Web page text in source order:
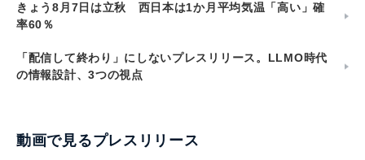
きょう8月7日は立秋 西日本は1か月平均気温「高い」確
率60％
「配信して終わり」にしないプレスリリース。LLMO時代
の情報設計、3つの視点
動画で見るプレスリリース